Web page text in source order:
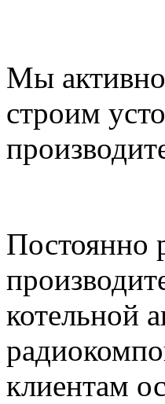
Мы
строим
Постоянно
котельной
клиентам